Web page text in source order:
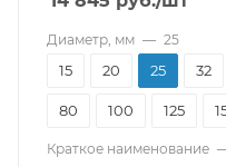
Диаметр, мм — 25
15 20 25 32
80 100 125
Краткое наименование